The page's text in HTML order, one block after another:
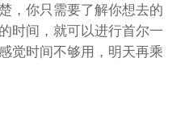
，你只需要了解你想去的
时间，就可以进行首尔一
觉时间不够用，明天再乘